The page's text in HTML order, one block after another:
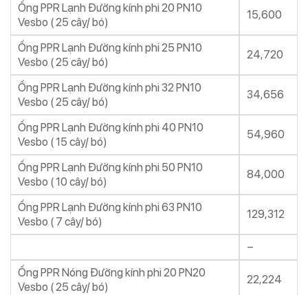
Ống PPR Lạnh Đường kính phi 20 PN10
Vesbo ( 25 cây/ bó)
15,600
Ống PPR Lạnh Đường kính phi 25 PN10
Vesbo ( 25 cây/ bó)
24,720
Ống PPR Lạnh Đường kính phi 32 PN10
Vesbo ( 25 cây/ bó)
34,656
Ống PPR Lạnh Đường kính phi 40 PN10
Vesbo ( 15 cây/ bó)
54,960
Ống PPR Lạnh Đường kính phi 50 PN10
Vesbo ( 10 cây/ bó)
84,000
Ống PPR Lạnh Đường kính phi 63 PN10
Vesbo ( 7 cây/ bó)
129,312
–
Ống PPR Nóng Đường kính phi 20 PN20
Vesbo ( 25 cây/ bó)
22,224